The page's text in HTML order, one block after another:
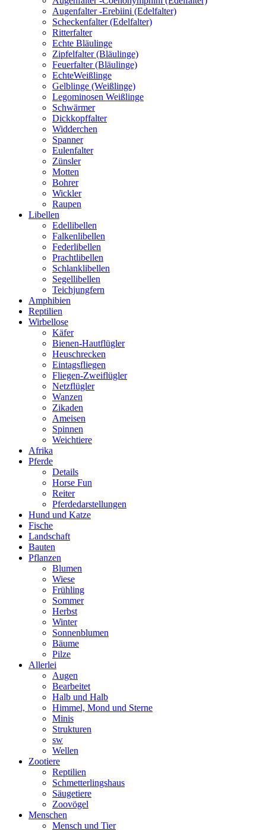
Augenfalter -Erebiini (Edelfalter)
Scheckenfalter (Edelfalter)
Ritterfalter
Echte Bläulinge
Zipfelfalter (Bläulinge)
Feuerfalter (Bläulinge)
EchteWeißlinge
Gelblinge (Weißlinge)
Legominosen Weißlinge
Schwärmer
Dickkopffalter
Widderchen
Spanner
Eulenfalter
Zünsler
Motten
Bohrer
Wickler
Raupen
Libellen
Edellibellen
Falkenlibellen
Federlibellen
Prachtlibellen
Schlanklibellen
Segellibellen
Teichjungfern
Amphibien
Reptilien
Wirbellose
Käfer
Bienen-Hautflügler
Heuschrecken
Eintagsfliegen
Fliegen-Zweiflügler
Netzflügler
Wanzen
Zikaden
Ameisen
Spinnen
Weichtiere
Afrika
Pferde
Details
Horse Fun
Reiter
Pferdedarstellungen
Hund und Katze
Fische
Landschaft
Bauten
Pflanzen
Blumen
Wiese
Frühling
Sommer
Herbst
Winter
Sonnenblumen
Bäume
Pilze
Allerlei
Augen
Bearbeitet
Halb und Halb
Himmel, Mond und Sterne
Minis
Strukturen
sw
Wellen
Zootiere
Reptilien
Schmetterlingshaus
Säugetiere
Zoovögel
Menschen
Mensch und Tier